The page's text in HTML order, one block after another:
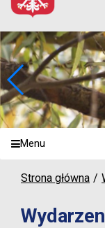
Menu
Strona główna